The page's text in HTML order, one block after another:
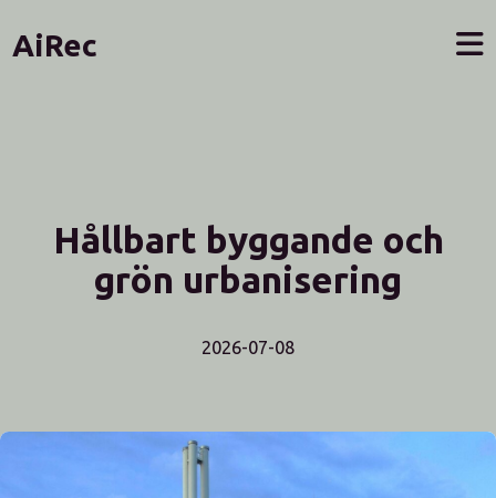
AiRec
Hållbart byggande och
grön urbanisering
2026-07-08